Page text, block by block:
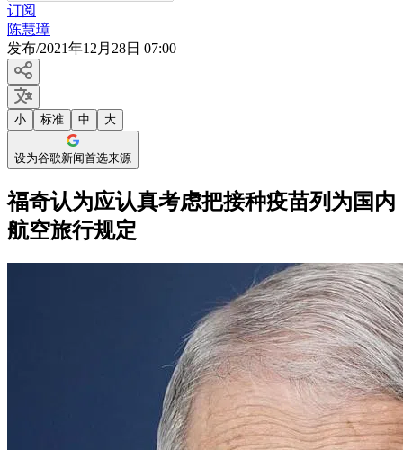
订阅
陈慧璋
发布/2021年12月28日 07:00
小 标准 中 大
设为谷歌新闻首选来源
福奇认为应认真考虑把接种疫苗列为国内
航空旅行规定